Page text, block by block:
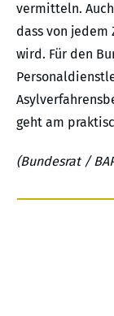
vermitteln.
dass von
wird. Für den
geht am
(Bundesrat /